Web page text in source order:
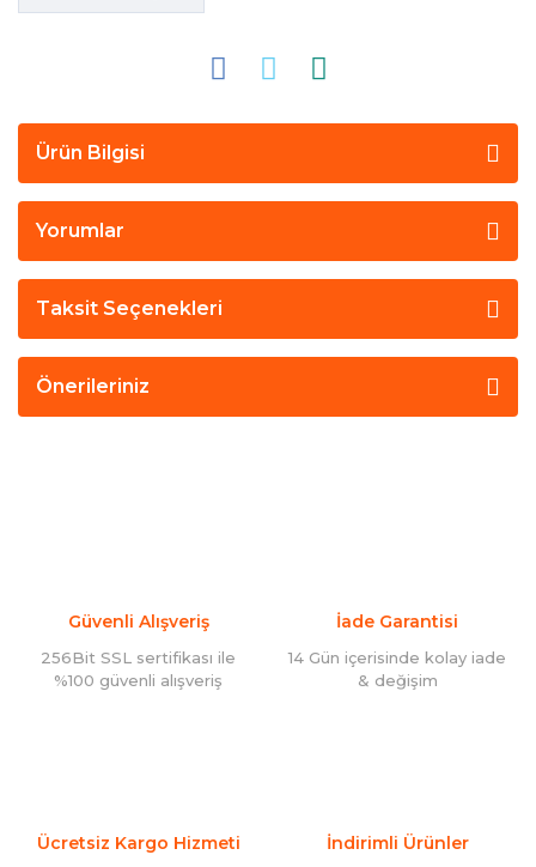
Ürün Bilgisi
Yorumlar
Taksit Seçenekleri
Önerileriniz
Güvenli Alışveriş
256Bit SSL sertifikası ile
%100 güvenli alışveriş
İade Garantisi
14 Gün içerisinde kolay iade
& değişim
Ücretsiz Kargo Hizmeti İndirimli Ürünler